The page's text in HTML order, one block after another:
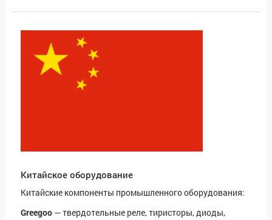
Китайское оборудование
Китайские компоненты промышленного оборудования:
Greegoo — твердотельные реле, тиристоры, диоды,